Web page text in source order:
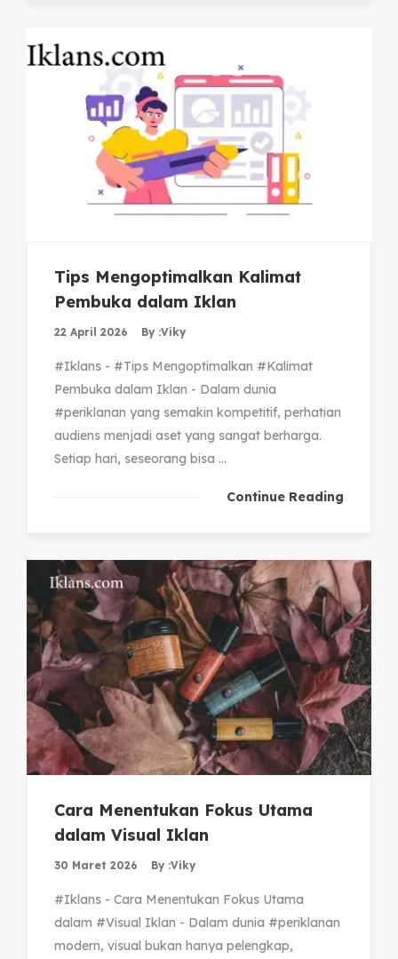
Tips Mengoptimalkan Kalimat
Pembuka dalam Iklan
22 April 2026 By :Viky
#Iklans - #Tips Mengoptimalkan #Kalimat
Pembuka dalam Iklan - Dalam dunia
#periklanan yang semakin kompetitif, perhatian
audiens menjadi aset yang sangat berharga.
Setiap hari, seseorang bisa ...
Continue Reading
Cara Menentukan Fokus Utama
dalam Visual Iklan
30 Maret 2026 By :Viky
#Iklans - Cara Menentukan Fokus Utama
dalam #Visual Iklan - Dalam dunia #periklanan
modern, visual bukan hanya pelengkap,